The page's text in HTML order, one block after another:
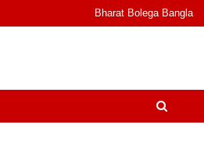
Bharat Bolega Bangla